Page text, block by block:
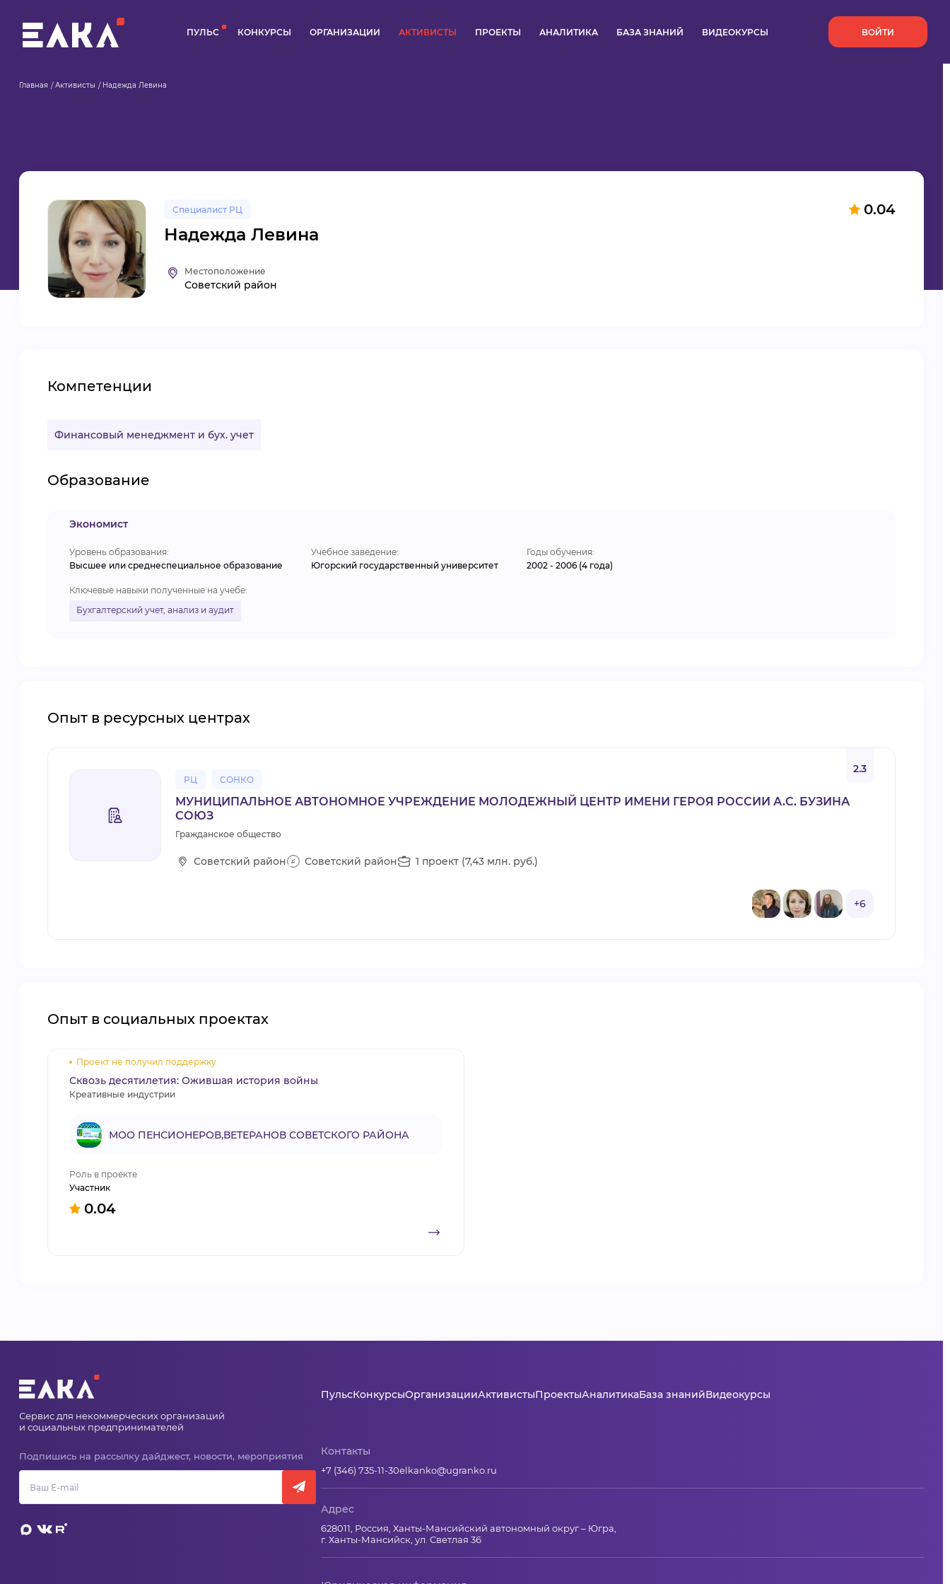
ПУЛЬС КОНКУРСЫ ОРГАНИЗАЦИИ АКТИВИСТЫ ПРОЕКТЫ АНАЛИТИКА БАЗА ЗНАНИЙ ВИДЕОКУРСЫ ВОЙТИ
Главная Активисты Надежда Левина
Специалист РЦ 0.04
Надежда Левина
Местоположение
Советский район
Компетенции
Финансовый менеджмент и бух. учет
Образование
Экономист
Уровень образования:
Высшее или среднеспециальное образование
Учебное заведение:
Югорский государственный университет
Годы обучения:
2002 - 2006 (4 года)
Ключевые навыки полученные на учебе:
Бухгалтерский учет, анализ и аудит
Опыт в ресурсных центрах
РЦ СОНКО
2.3
МУНИЦИПАЛЬНОЕ АВТОНОМНОЕ УЧРЕЖДЕНИЕ МОЛОДЕЖНЫЙ ЦЕНТР ИМЕНИ ГЕРОЯ РОССИИ А.С. БУЗИНА
СОЮЗ
Гражданское общество
Советский район Советский район 1 проект (7,43 млн. руб.)
+6
Опыт в социальных проектах
Проект не получил поддержку
Сквозь десятилетия: Ожившая история войны
Креативные индустрии
МОО ПЕНСИОНЕРОВ,ВЕТЕРАНОВ СОВЕТСКОГО РАЙОНА
Роль в проекте
Участник
0.04
Сервис для некоммерческих организаций
и социальных предпринимателей
Подпишись на рассылку дайджест, новости, мероприятия
ПульсКонкурсыОрганизацииАктивистыПроектыАналитикаБаза знанийВидеокурсы
Контакты
+7 (346) 735-11-30elkanko@ugranko.ru
Адрес
628011, Россия, Ханты-Мансийский автономный округ – Югра,
г. Ханты-Мансийск, ул. Светлая 36